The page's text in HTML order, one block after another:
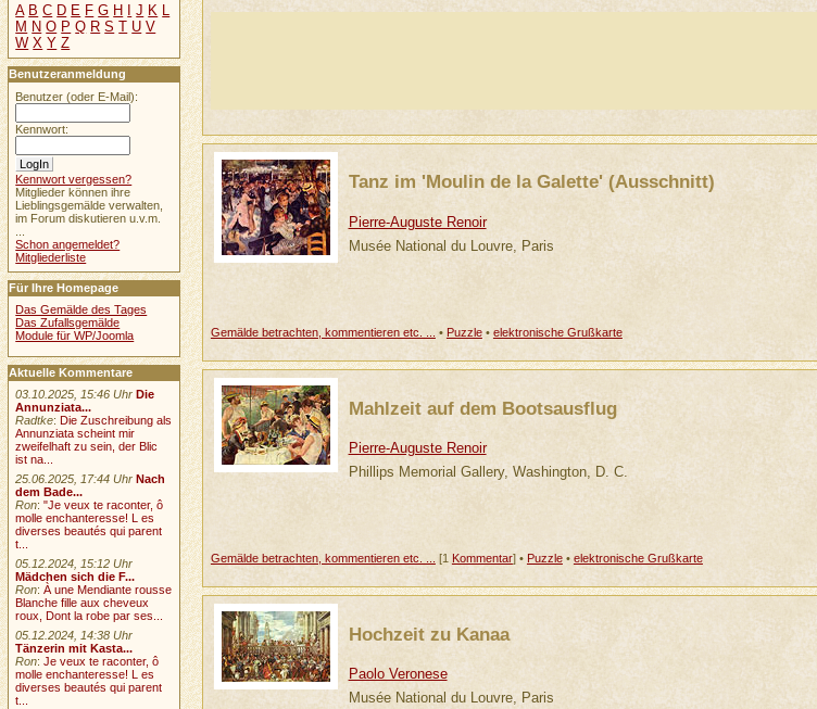
Tanz im 'Moulin de la Galette' (Ausschnitt)
Pierre-Auguste Renoir
Musée National du Louvre, Paris
Gemälde betrachten, kommentieren etc. ...
• Puzzle• elektronische Grußkarte
Mahlzeit auf dem Bootsausflug
Pierre-Auguste Renoir
Phillips Memorial Gallery, Washington, D. C.
Gemälde betrachten, kommentieren etc. ...
[1 Kommentar] • Puzzle• elektronische Grußkarte
Hochzeit zu Kanaa
Paolo Veronese
Musée National du Louvre, Paris
A B C D E F G H I J K L
M N O P Q R S T U V
W X Y Z
Benutzeranmeldung
Benutzer (oder E-Mail):
Kennwort:
Kennwort vergessen?
Mitglieder können ihre
Lieblingsgemälde verwalten,
im Forum diskutieren u.v.m.
Schon angemeldet?
Mitgliederliste
Für Ihre Homepage
Das Gemälde des Tages
Das Zufallsgemälde
Module für WP/Joomla
Aktuelle Kommentare
03.10.2025, 15:46 Uhr Die
Annunziata...
Radtke: Die Zuschreibung als
Annunziata scheint mir
zweifelhaft zu sein, der Blic
ist na...
25.06.2025, 17:44 Uhr Nach
dem Bade...
Ron:"Je veux te raconter, ô
molle enchanteresse! L es
diverses beautés qui parent
t...
05.12.2024, 15:12 Uhr
Mädchen sich die F...
Ron:À une Mendiante rousse
Blanche fille aux cheveux
roux, Dont la robe par ses...
05.12.2024, 14:38 Uhr
Tänzerin mit Kasta...
Ron:Je veux te raconter, ô
molle enchanteresse! L es
diverses beautés qui parent
t...